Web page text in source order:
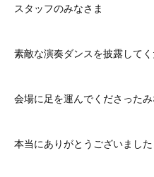
スタッフのみなさま
素敵な演奏ダンスを披露して
会場に足を運んでくださったみ
本当にありがとうございました